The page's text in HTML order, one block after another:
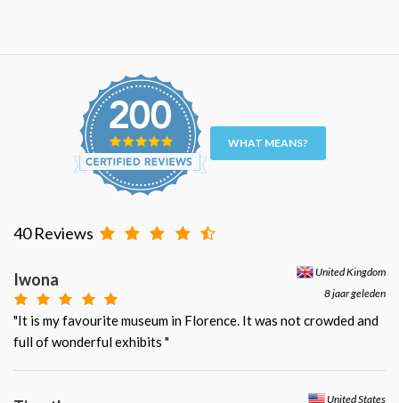
WHAT MEANS?
40 Reviews
United Kingdom
8 jaar geleden
Iwona
"It is my favourite museum in Florence. It was not crowded and
full of wonderful exhibits "
United States